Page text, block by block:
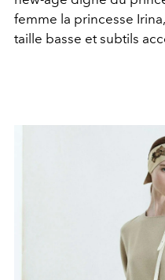
femme la princesse
taille basse et subtils